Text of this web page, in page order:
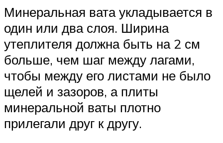
Минеральная вата укладывается в
один или два слоя. Ширина
утеплителя должна быть на 2 см
больше, чем шаг между лагами,
чтобы между его листами не было
щелей и зазоров, а плиты
минеральной ваты плотно
прилегали друг к другу.